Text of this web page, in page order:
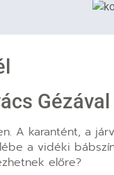
Gézával
A karantént, a
a vidéki
előre?